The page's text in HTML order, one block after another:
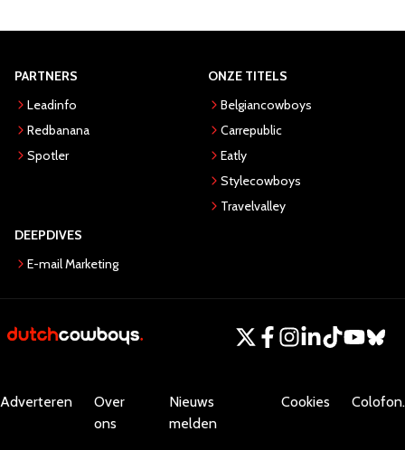
PARTNERS
Leadinfo
Redbanana
Spotler
ONZE TITELS
Belgiancowboys
Carrepublic
Eatly
Stylecowboys
Travelvalley
DEEPDIVES
E-mail Marketing
Adverteren
Over
ons
Nieuws
melden
Cookies Colofon.